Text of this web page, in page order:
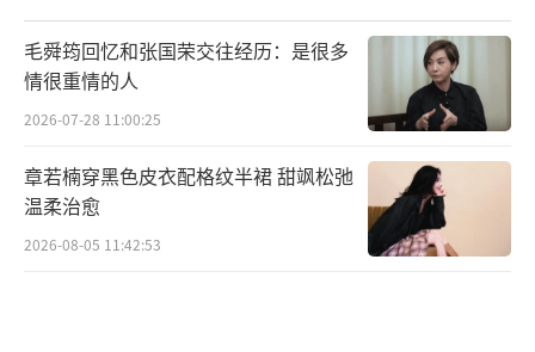
毛舜筠回忆和张国荣交往经历：是很多
情很重情的人
2026-07-28 11:00:25
章若楠穿黑色皮衣配格纹半裙 甜飒松弛
温柔治愈
2026-08-05 11:42:53